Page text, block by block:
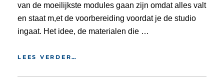
van de moeilijkste modules gaan zijn omdat alles valt
en staat m,et de voorbereiding voordat je de studio
ingaat. Het idee, de materialen die …
LEES VERDER…